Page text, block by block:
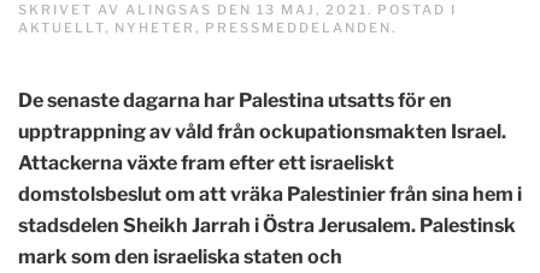
SKRIVET AV ALINGSAS DEN 13 MAJ, 2021. POSTAD I
AKTUELLT, NYHETER , PRESSMEDDELANDEN.
De senaste dagarna har Palestina utsatts för en
upptrappning av våld från ockupationsmakten Israel.
Attackerna växte fram efter ett israeliskt
domstolsbeslut om att vräka Palestinier från sina hem i
stadsdelen Sheikh Jarrah i Östra Jerusalem. Palestinsk
mark som den israeliska staten och